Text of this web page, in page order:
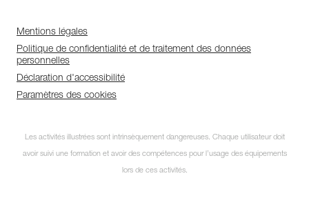
Mentions légales
Politique de confidentialité et de traitement des données
personnelles
Déclaration d'accessibilité
Paramètres des cookies
Les activités illustrées sont intrinsèquement dangereuses. Chaque utilisateur doit
avoir suivi une formation et avoir des compétences pour l’usage des équipements
lors de ces activités.